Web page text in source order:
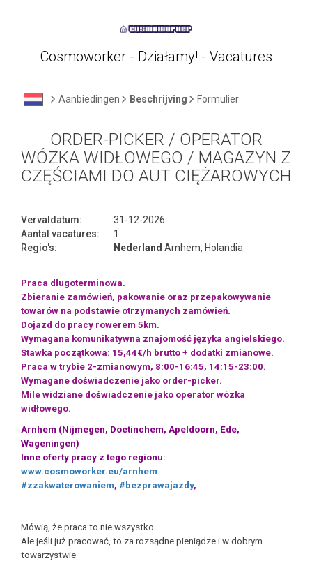
Cosmoworker - Działamy! - Vacatures
Aanbiedingen Beschrijving Formulier
ORDER-PICKER / OPERATOR
WÓZKA WIDŁOWEGO / MAGAZYN Z
CZĘŚCIAMI DO AUT CIĘŻAROWYCH
Vervaldatum:
31-12-2026
Aantal vacatures:
1
Regio's:
Nederland Arnhem, Holandia
Praca długoterminowa.
Zbieranie zamówień, pakowanie oraz przepakowywanie
towarów na podstawie otrzymanych zamówień.
Dojazd do pracy rowerem 5km.
Wymagana komunikatywna znajomość języka angielskiego.
Stawka początkowa: 15,44€/h brutto + dodatki zmianowe.
Praca w trybie 2-zmianowym, 8:00-16:45, 14:15-23:00.
Wymagane doświadczenie jako order-picker.
Mile widziane doświadczenie jako operator wózka
widłowego.
Arnhem (Nijmegen, Doetinchem, Apeldoorn, Ede,
Wageningen)
Inne oferty pracy z tego regionu:
www.cosmoworker.eu/arnhem
#zzakwaterowaniem, #bezprawajazdy,
------------------------------------------------
Mówią, że praca to nie wszystko.
Ale jeśli już pracować, to za rozsądne pieniądze i w dobrym
towarzystwie.